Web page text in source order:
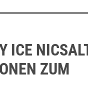
ICE
ZUM